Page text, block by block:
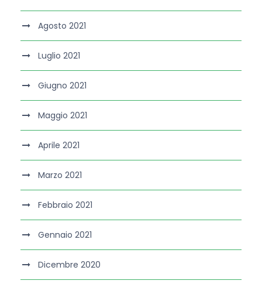
Agosto 2021
Luglio 2021
Giugno 2021
Maggio 2021
Aprile 2021
Marzo 2021
Febbraio 2021
Gennaio 2021
Dicembre 2020